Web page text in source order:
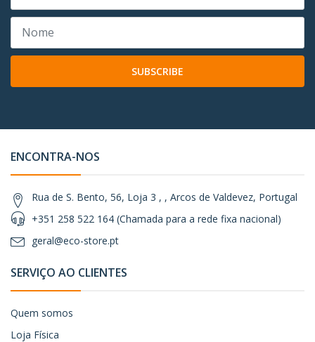
SUBSCRIBE
ENCONTRA-NOS
Rua de S. Bento, 56, Loja 3 , , Arcos de Valdevez, Portugal
+351 258 522 164 (Chamada para a rede fixa nacional)
geral@eco-store.pt
SERVIÇO AO CLIENTES
Quem somos
Loja Física